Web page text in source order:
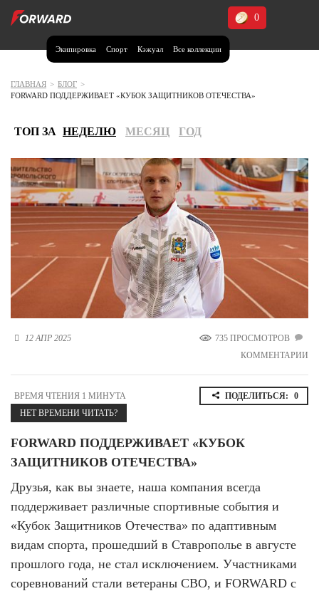
Экипировка Спорт Кэжуал Все коллекции
0
Москва и МО
Иркутская область (2)
Калининградская область (1)
Кемеровская область (2)
Краснодарский край (5)
Красноярский край (5)
Курская область (1)
Москва и МО (14)
Нижегородская область (1)
Республика Крым (1)
Республика Татарстан (2)
Санкт-Петербург и ЛО (3)
Саратовская область (1)
Северная Осетия (2)
Смоленская область (1)
Ставропольский край (5)
Томская область (1)
Тульская область (1)
ГЛАВНАЯ > БЛОГ >
FORWARD ПОДДЕРЖИВАЕТ «КУБОК ЗАЩИТНИКОВ ОТЕЧЕСТВА»
ТОП ЗА НЕДЕЛЮ МЕСЯЦ ГОД
12 АПР 2025
735 ПРОСМОТРОВ
КОММЕНТАРИИ
ВРЕМЯ ЧТЕНИЯ 1 МИНУТА
НЕТ ВРЕМЕНИ ЧИТАТЬ?
ПОДЕЛИТЬСЯ: 0
FORWARD ПОДДЕРЖИВАЕТ «КУБОК
ЗАЩИТНИКОВ ОТЕЧЕСТВА»
Друзья, как вы знаете, наша компания всегда
поддерживает различные спортивные события и
«Кубок Защитников Отечества» по адаптивным
видам спорта, прошедший в Ставрополье в августе
прошлого года, не стал исключением. Участниками
соревнований стали ветераны СВО, и FORWARD c